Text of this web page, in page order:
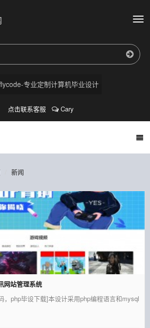
切
航
专业定制计算机毕业设计
点击联系客服 Cary
新闻
网站管理系统
，php毕设下载]本设计采用php编程语言和mysql